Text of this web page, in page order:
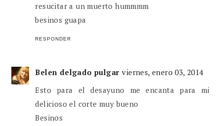
resucitar a un muerto hummmm
besinos guapa
RESPONDER
Belen delgado pulgar viernes, enero 03, 2014
Esto para el desayuno me encanta para mi
delicioso el corte muy bueno
Besinos